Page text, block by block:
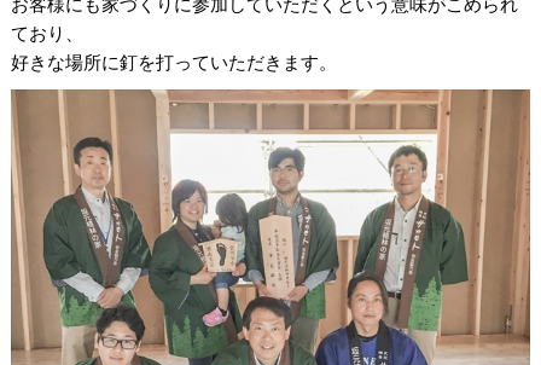
お客様にも家づくりに参加していただくという意味がこめられ
ており、
好きな場所に釘を打っていただきます。